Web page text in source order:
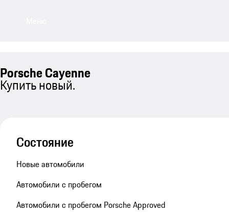
Porsche Cayenne
Купить новый.
Состояние
Новые автомобили
Автомобили с пробегом
Автомобили с пробегом Porsche Approved